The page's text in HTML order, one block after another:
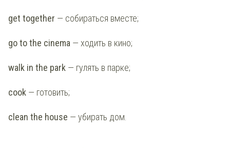
get together — собираться вместе;
go to the cinema — ходить в кино;
walk in the park — гулять в парке;
cook — готовить;
clean the house — убирать дом.